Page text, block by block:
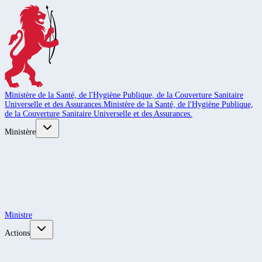
Ministère de la Santé, de l'Hygiène Publique, de la Couverture Sanitaire
Universelle et des Assurances.Ministère de la Santé, de l'Hygiène Publique,
de la Couverture Sanitaire Universelle et des Assurances.
Ministère
Ministre
Actions